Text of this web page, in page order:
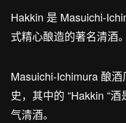
Hakkin 是 Masuichi-
式精心酿造的著名清酒。
Masuichi-Ichimura 酿
史，其中的 “Hakkin “
气清酒。